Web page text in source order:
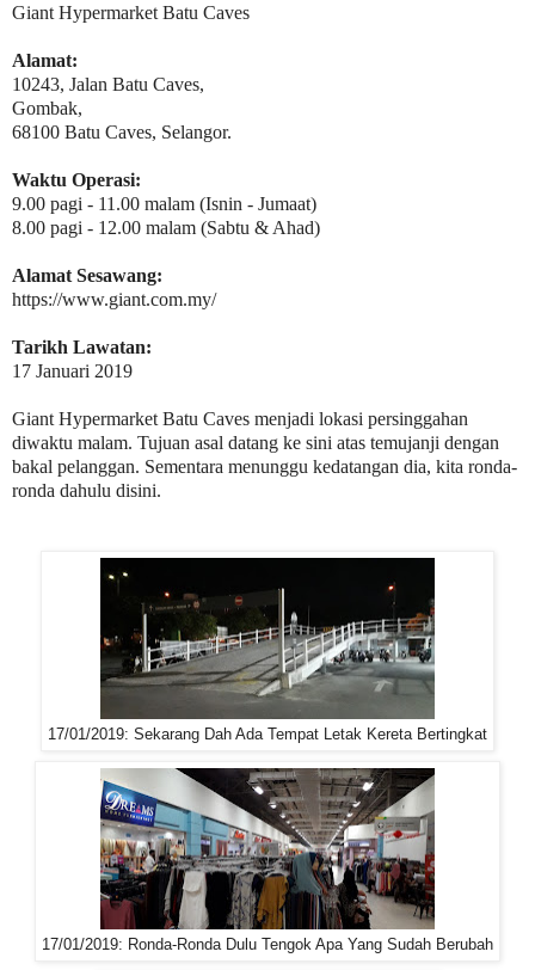
Giant Hypermarket Batu Caves
Alamat:
10243, Jalan Batu Caves,
Gombak,
68100 Batu Caves, Selangor.
Waktu Operasi:
9.00 pagi - 11.00 malam (Isnin - Jumaat)
8.00 pagi - 12.00 malam (Sabtu & Ahad)
Alamat Sesawang:
https://www.giant.com.my/
Tarikh Lawatan:
17 Januari 2019
Giant Hypermarket Batu Caves menjadi lokasi persinggahan
diwaktu malam. Tujuan asal datang ke sini atas temujanji dengan
bakal pelanggan. Sementara menunggu kedatangan dia, kita ronda-
ronda dahulu disini.
17/01/2019: Sekarang Dah Ada Tempat Letak Kereta Bertingkat
17/01/2019: Ronda-Ronda Dulu Tengok Apa Yang Sudah Berubah